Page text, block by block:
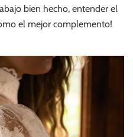
bien hecho, entender el
el mejor complemento!